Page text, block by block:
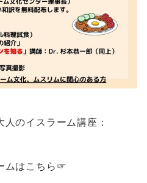
のイスラーム講座：
ムはこちら☞